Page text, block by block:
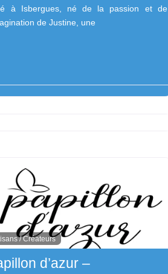
à Isbergues, né de la passion et de
de Justine, une
/ Créateurs
d’azur –